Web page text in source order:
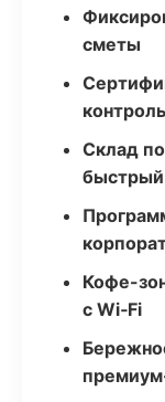
сметы
Склад
быстрый
Кофе-
с Wi‑Fi